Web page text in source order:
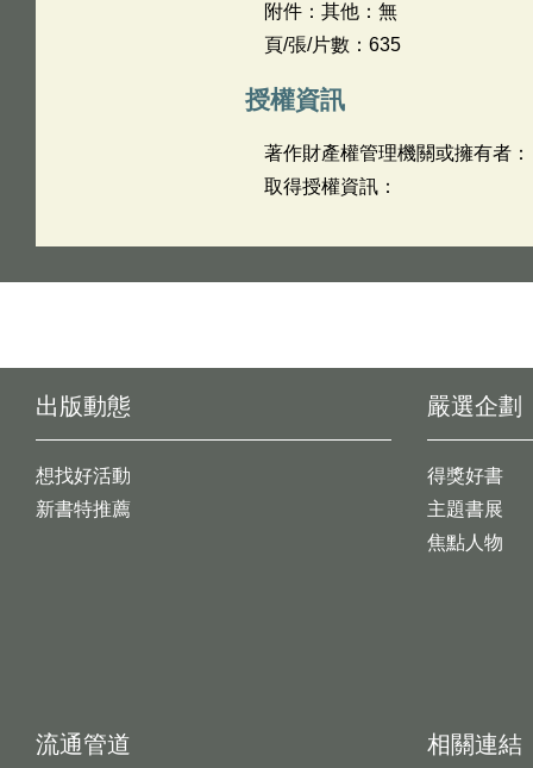
附件：其他：無
頁/張/片數：635
授權資訊
著作財產權管理機關或擁有者：
取得授權資訊：
出版動態
想找好活動
新書特推薦
嚴選企劃
得獎好書
主題書展
焦點人物
流通管道 相關連結